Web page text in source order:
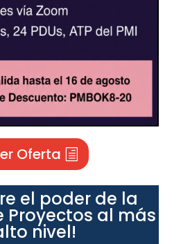
Oferta
el poder de la
Proyectos al más
nivel!